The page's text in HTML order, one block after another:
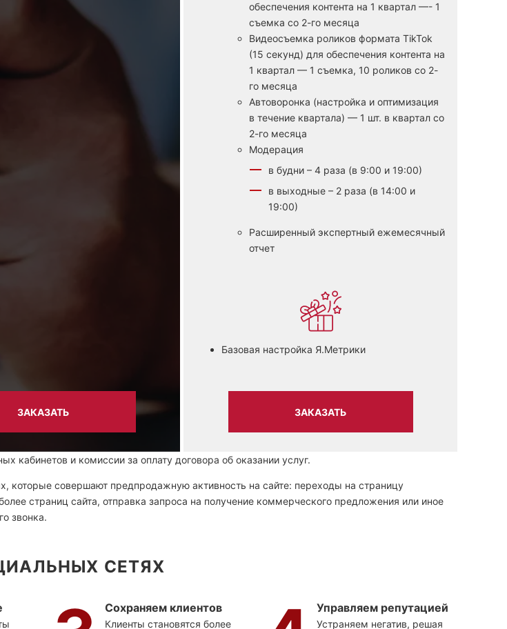
ЗАКАЗАТЬ
обеспечения контента на 1 квартал —- 1
съемка со 2-го месяца
Видеосъемка роликов формата TikTok
(15 секунд) для обеспечения контента на
1 квартал — 1 съемка, 10 роликов со 2-
го месяца
Автоворонка (настройка и оптимизация
в течение квартала) — 1 шт. в квартал со
2-го месяца
Модерация
в будни – 4 раза (в 9:00 и 19:00)
в выходные – 2 раза (в 14:00 и
19:00)
Расширенный экспертный ежемесячный
отчет
Базовая настройка Я.Метрики
ЗАКАЗАТЬ
и комиссии за оплату договора об оказании услуг.
которые совершают предпродажную активность на сайте: переходы на страницу
страниц сайта, отправка запроса на получение коммерческого предложения или иное
звонка.
СЕТЯХ
Сохраняем клиентов
Клиенты становятся более
Управляем репутацией
Устраняем негатив, решая